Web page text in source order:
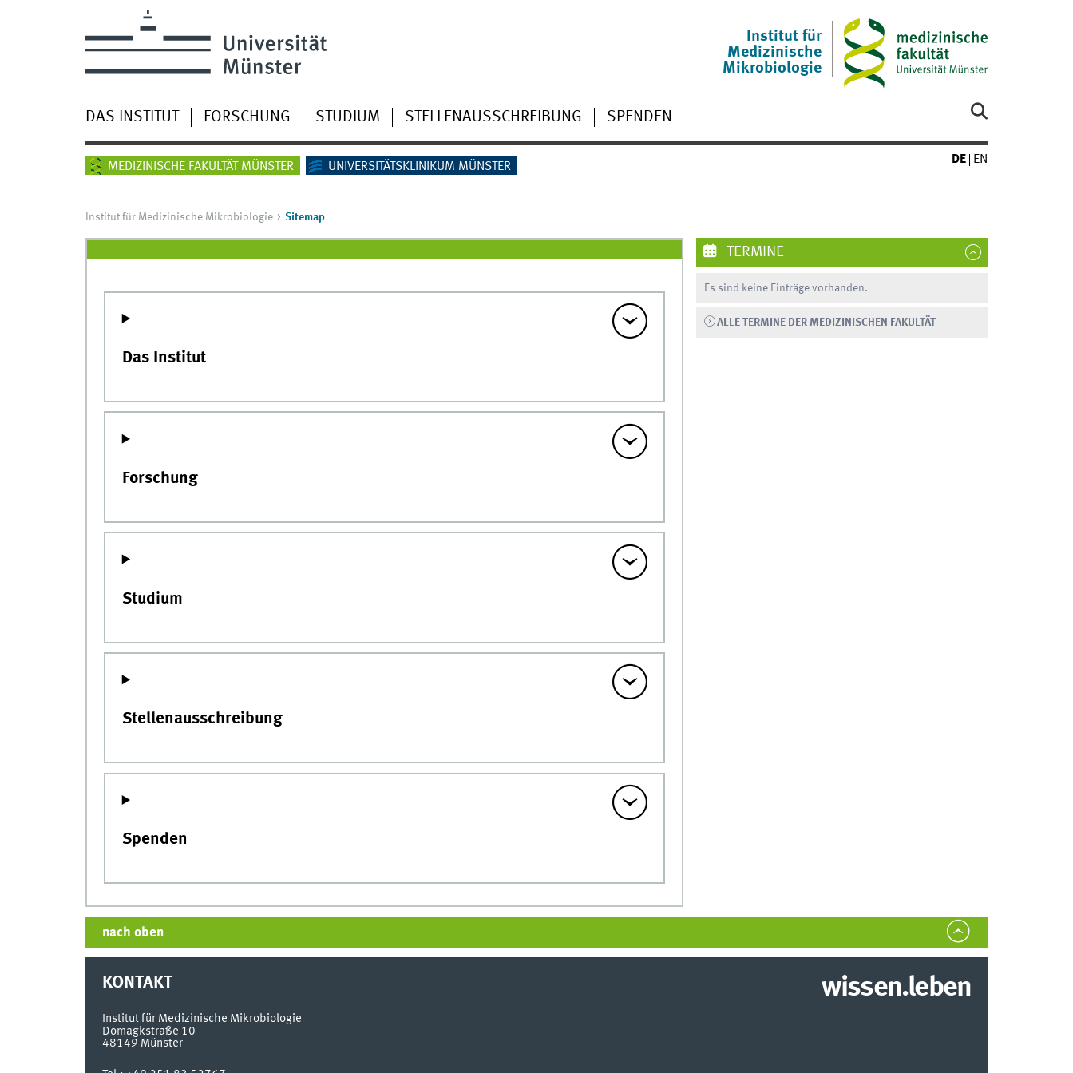
Institut für
Medizinische
Mikrobiologie
DAS INSTITUT FORSCHUNG STUDIUM STELLENAUSSCHREIBUNG SPENDEN
MEDIZINISCHE FAKULTÄT MÜNSTER UNIVERSITÄTSKLINIKUM MÜNSTER
DE EN
Institut für Medizinische Mikrobiologie Sitemap
Das Institut
Forschung
Studium
Stellenausschreibung
Spenden
TERMINE
Es sind keine Einträge vorhanden.
ALLE TERMINE DER MEDIZINISCHEN FAKULTÄT
nach oben
KONTAKT
Institut für Medizinische Mikrobiologie
Domagkstraße 10
48149 Münster
wissen.leben